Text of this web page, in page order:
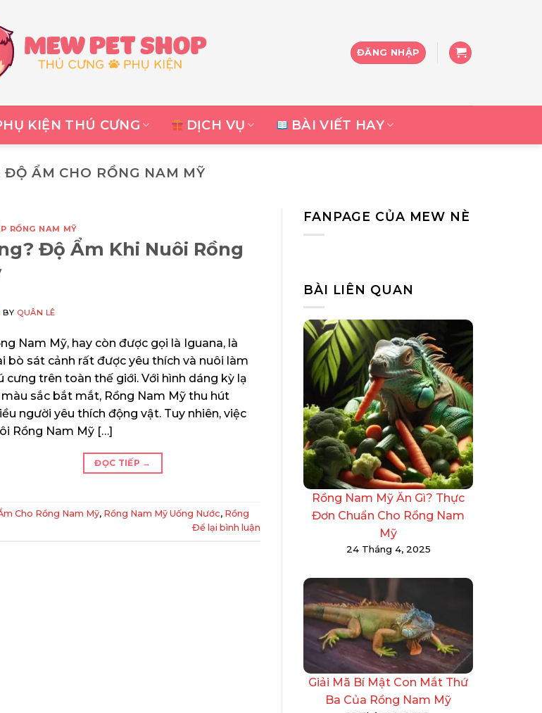
ĐĂNG NHẬP
KIỆN THÚ CƯNG DỊCH VỤ BÀI VIẾT HAY
ĐỘ ẨM CHO RỒNG NAM MỸ
RỒNG NAM MỸ
Độ Ẩm Khi Nuôi Rồng
BY QUÂN LÊ
Nam Mỹ, hay còn được gọi là Iguana, là
bò sát cảnh rất được yêu thích và nuôi làm
cưng trên toàn thế giới. Với hình dáng kỳ lạ
sắc bắt mắt, Rồng Nam Mỹ thu hút
người yêu thích động vật. Tuy nhiên, việc
Rồng Nam Mỹ […]
ĐỌC TIẾP →
Cho Rồng Nam Mỹ, Rồng Nam Mỹ Uống Nước, Rồng
Để lại bình luận
FANPAGE CỦA MEW NÈ
BÀI LIÊN QUAN
Rồng Nam Mỹ Ăn Gì? Thực
Đơn Chuẩn Cho Rồng Nam
Mỹ
24 Tháng 4, 2025
Giải Mã Bí Mật Con Mắt Thứ
Ba Của Rồng Nam Mỹ